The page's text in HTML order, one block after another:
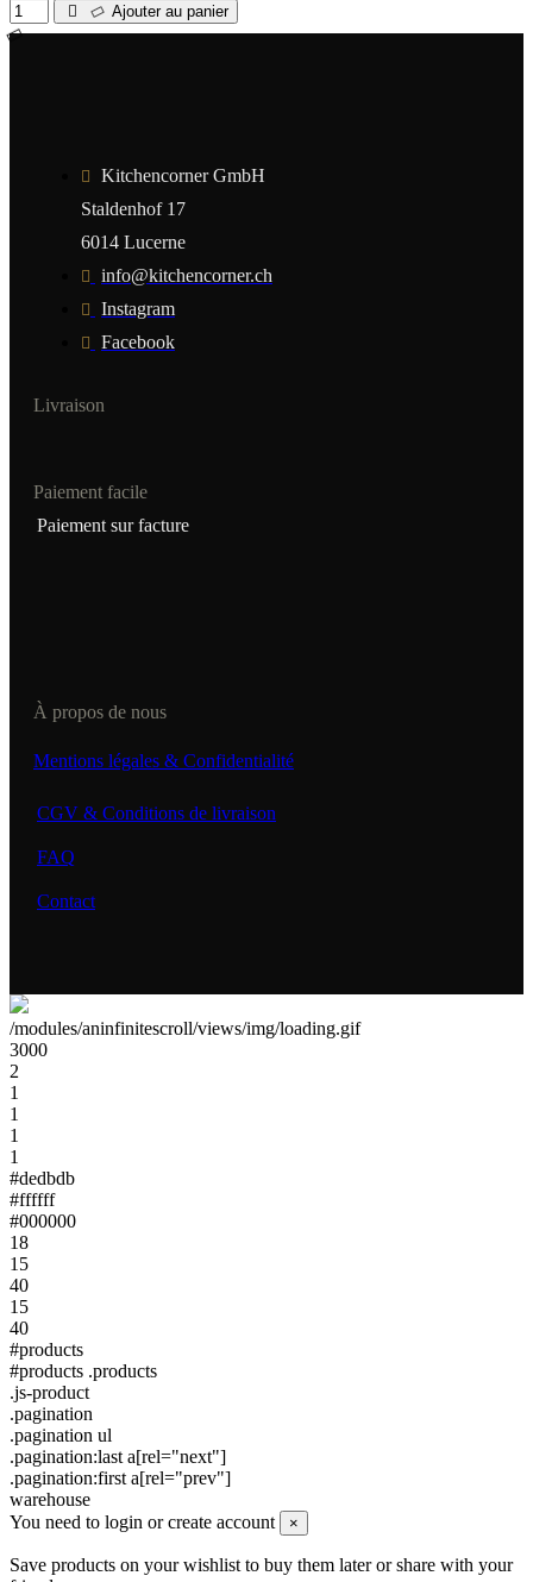
Ajouter au panier
Kitchencorner GmbH
Staldenhof 17
6014 Lucerne
info@kitchencorner.ch
Instagram
Facebook
Livraison
Paiement facile
Paiement sur facture
À propos de nous
Mentions légales & Confidentialité
CGV & Conditions de livraison
FAQ
Contact
/modules/aninfinitescroll/views/img/loading.gif
3000
2
1
1
1
1
#dedbdb
#ffffff
#000000
18
15
40
15
40
#products
#products .products
.js-product
.pagination
.pagination ul
.pagination:last a[rel="next"]
.pagination:first a[rel="prev"]
warehouse
You need to login or create account
×
Save products on your wishlist to buy them later or share with your